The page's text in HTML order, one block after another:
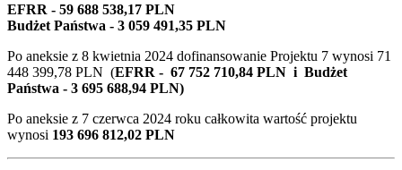
EFRR - 59 688 538,17 PLN
Budżet Państwa - 3 059 491,35 PLN
Po aneksie z 8 kwietnia 2024 dofinansowanie Projektu 7 wynosi 71
448 399,78 PLN (EFRR - 67 752 710,84 PLN i Budżet
Państwa - 3 695 688,94 PLN)
Po aneksie z 7 czerwca 2024 roku całkowita wartość projektu
wynosi 193 696 812,02 PLN